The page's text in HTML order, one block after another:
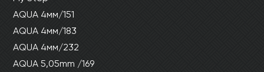
AQUA 4мм/151
AQUA 4мм/183
AQUA 4мм/232
AQUA 5,05mm /169